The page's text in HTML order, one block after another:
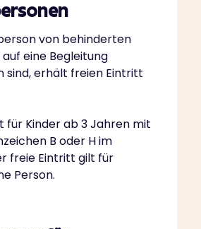
von behinderten
eine Begleitung
sind, erhält freien Eintritt
für Kinder ab 3 Jahren mit
B oder H im
freie Eintritt gilt für
Person.